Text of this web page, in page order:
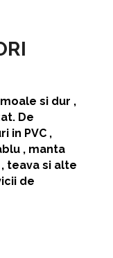
si dur ,
De
in PVC ,
, manta
teava si alte
de